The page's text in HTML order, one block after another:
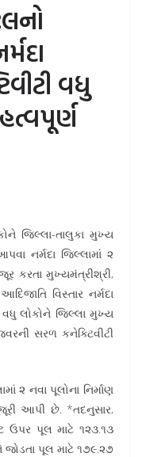
વધુ
જિલ્લા-તાલુકા મુખ્ય
નર્મદા જિલ્લામાં ૨
કરતા મુખ્યમંત્રીશ્રી,
વિસ્તાર નર્મદા
વધુ લોકોને જિલ્લા મુખ્ય
સરળ કનેક્ટિવીટી
૨ નવા પૂલોના નિર્માણ
આપી છે. *તદનુસાર,
ઉપર પૂલ માટે ૧૨૩.૧૩
જોડતા પૂલ માટે ૧૭૯.૨૭